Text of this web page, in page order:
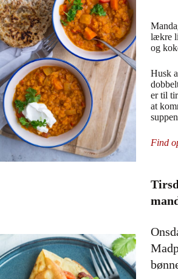
lækre
og
Husk
er til
at
Find